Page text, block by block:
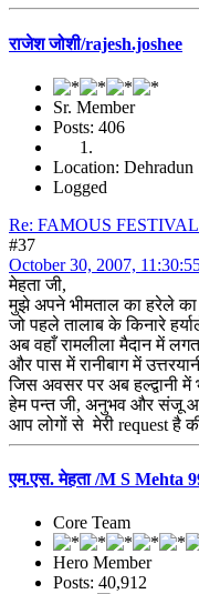
राजेश जोशी/rajesh.joshee
Sr. Member
Posts: 406
Location: Dehradun
Logged
Re: FAMOUS
#37
October 30, 2007,
मेहता जी,
मुझे अपने भीमताल का हरेले का
जो पहले तालाब के किनारे
अब वहाँ रामलीला मैदान में
और पास में रानीबाग में
जिस अवसर पर अब हल्द्वानी में
हेम पन्त जी, अनुभव और संजू
आप लोगों से मेरी request है
एम.एस. मेहता /M S Mehta
Core Team
Hero Member
Posts: 40,912